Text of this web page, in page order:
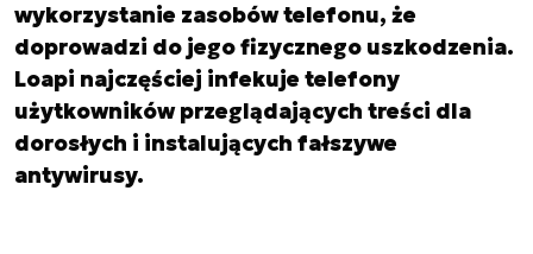
wykorzystanie zasobów telefonu, że
doprowadzi do jego fizycznego uszkodzenia.
Loapi najczęściej infekuje telefony
użytkowników przeglądających treści dla
dorosłych i instalujących fałszywe
antywirusy.